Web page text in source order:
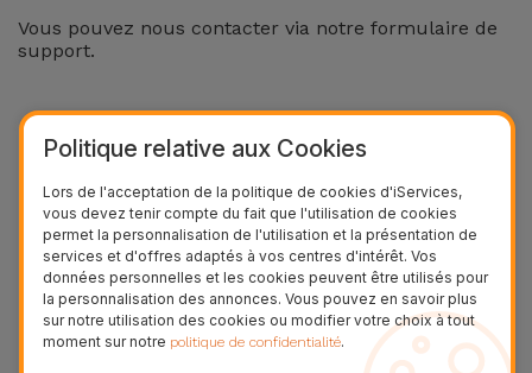
Accessoires
Auto et
Vélo
Accessoires
d'ordinateur
Vous pouvez nous contacter via notre formulaire de
support.
Formulaire de support
ACCÉDER AU FORMULAIRE
Politique relative aux Cookies
Lors de l'acceptation de la politique de cookies d'iServices,
vous devez tenir compte du fait que l'utilisation de cookies
permet la personnalisation de l'utilisation et la présentation de
services et d'offres adaptés à vos centres d'intérêt. Vos
données personnelles et les cookies peuvent être utilisés pour
la personnalisation des annonces. Vous pouvez en savoir plus
sur notre utilisation des cookies ou modifier votre choix à tout
moment sur notre politique de confidentialité.